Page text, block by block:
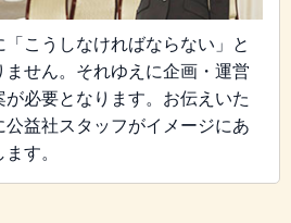
こうしなければならない」と
せん。それゆえに企画・運営
必要となります。お伝えいた
益社スタッフがイメージにあ
す。